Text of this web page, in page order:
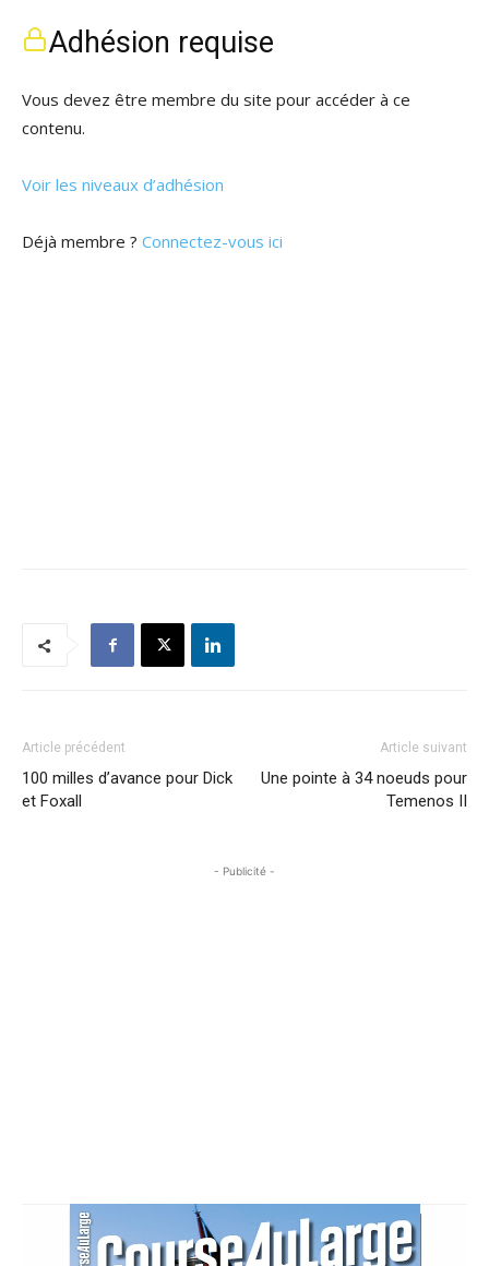
Adhésion requise
Vous devez être membre du site pour accéder à ce
contenu.
Voir les niveaux d’adhésion
Déjà membre ? Connectez-vous ici
Article précédent
100 milles d’avance pour Dick
et Foxall
Article suivant
Une pointe à 34 noeuds pour
Temenos II
- Publicité -